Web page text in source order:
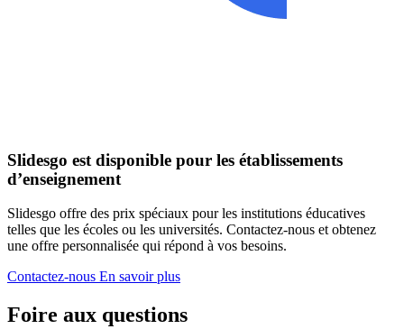
Slidesgo est disponible pour les établissements
d’enseignement
Slidesgo offre des prix spéciaux pour les institutions éducatives
telles que les écoles ou les universités. Contactez-nous et obtenez
une offre personnalisée qui répond à vos besoins.
Contactez-nous En savoir plus
Foire aux questions